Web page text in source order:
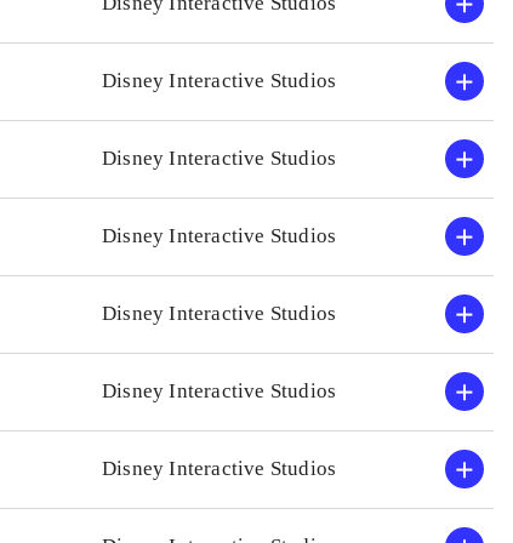
Disney Interactive Studios
Disney Interactive Studios
Disney Interactive Studios
Disney Interactive Studios
Disney Interactive Studios
Disney Interactive Studios